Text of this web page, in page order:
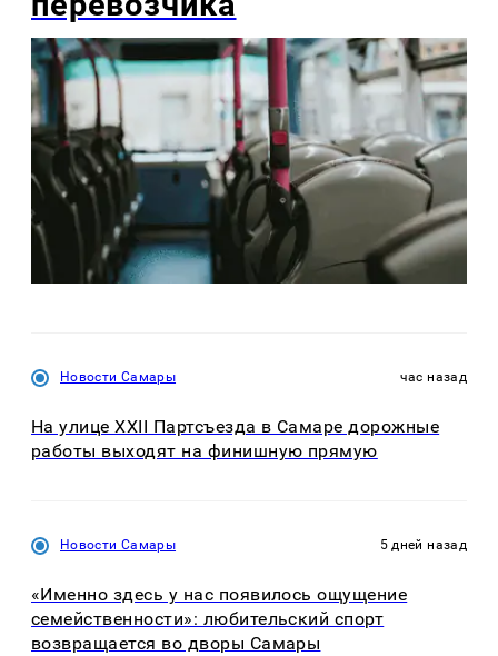
Новости Самары час назад
На улице XXII Партсъезда в Самаре дорожные
работы выходят на финишную прямую
Новости Самары 5 дней назад
«Именно здесь у нас появилось ощущение
семейственности»: любительский спорт
возвращается во дворы Самары